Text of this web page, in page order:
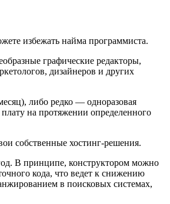
избежать найма программиста.
графические редакторы,
дизайнеров и других
либо редко — одноразовая
на протяжении определенного
собственные хостинг-решения.
В принципе, конструктором можно
кода, что ведет к снижению
в поисковых системах,